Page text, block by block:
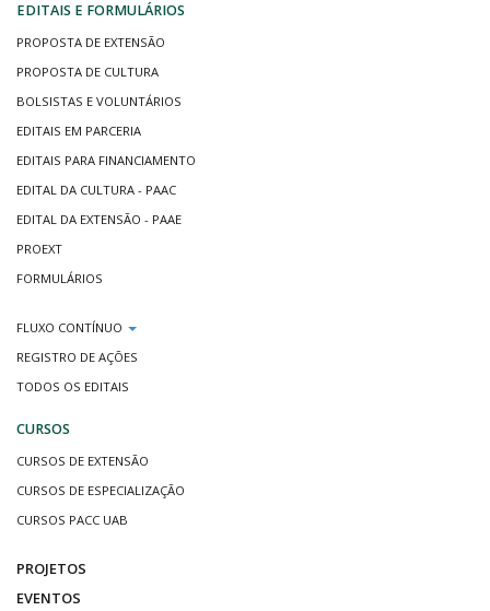
EDITAIS E FORMULÁRIOS
PROPOSTA DE EXTENSÃO
PROPOSTA DE CULTURA
BOLSISTAS E VOLUNTÁRIOS
EDITAIS EM PARCERIA
EDITAIS PARA FINANCIAMENTO
EDITAL DA CULTURA - PAAC
EDITAL DA EXTENSÃO - PAAE
PROEXT
FORMULÁRIOS
FLUXO CONTÍNUO
REGISTRO DE AÇÕES
TODOS OS EDITAIS
CURSOS
CURSOS DE EXTENSÃO
CURSOS DE ESPECIALIZAÇÃO
CURSOS PACC UAB
PROJETOS
EVENTOS